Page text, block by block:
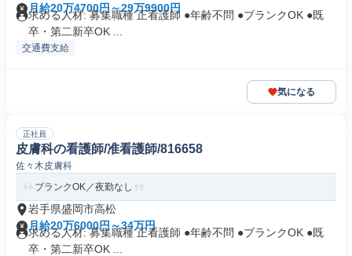
月給20万4700円～29万9900円
求める人材: 募集職種 正看護師 ●年齢不問 ●ブランクOK ●既
卒・第二新卒OK ...
交通費支給
気になる
正社員
皮膚科の看護師/准看護師/816658
佐々木皮膚科
ブランクOK／夜勤なし
岩手県盛岡市高松
月給20万6000円～34万円
求める人材: 募集職種 正看護師 ●年齢不問 ●ブランクOK ●既
卒・第二新卒OK ...